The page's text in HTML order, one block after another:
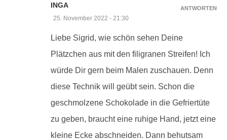
INGA
25. November 2022 - 21:30
Liebe Sigrid, wie schön sehen Deine
Plätzchen aus mit den filigranen Streifen! Ich
würde Dir gern beim Malen zuschauen. Denn
diese Technik will geübt sein. Schon die
geschmolzene Schokolade in die Gefriertüte
zu geben, braucht eine ruhige Hand, jetzt eine
kleine Ecke abschneiden. Dann behutsam
ANTWORTEN